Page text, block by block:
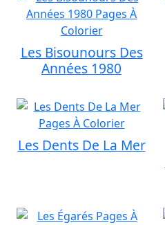
Les Bisounours Des
Années 1980
Les Dents De La Mer